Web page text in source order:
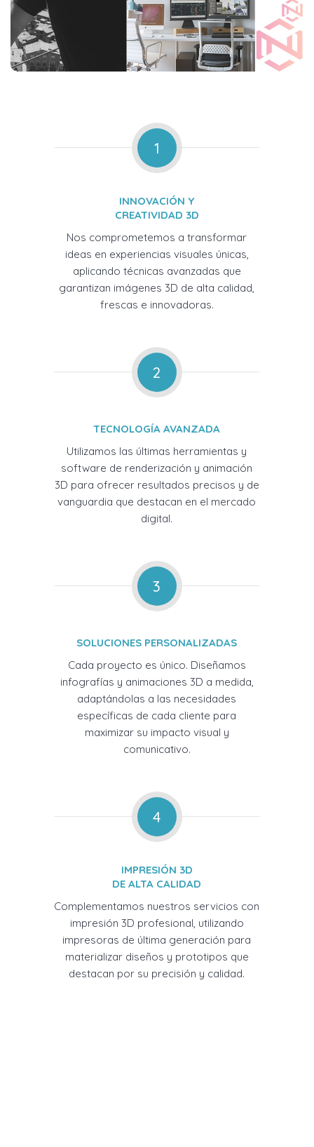
1
INNOVACIÓN Y
CREATIVIDAD 3D
Nos comprometemos a transformar
ideas en experiencias visuales únicas,
aplicando técnicas avanzadas que
garantizan imágenes 3D de alta calidad,
frescas e innovadoras.
2
TECNOLOGÍA AVANZADA
Utilizamos las últimas herramientas y
software de renderización y animación
3D para ofrecer resultados precisos y de
vanguardia que destacan en el mercado
digital.
3
SOLUCIONES PERSONALIZADAS
Cada proyecto es único. Diseñamos
infografías y animaciones 3D a medida,
adaptándolas a las necesidades
específicas de cada cliente para
maximizar su impacto visual y
comunicativo.
4
IMPRESIÓN 3D
DE ALTA CALIDAD
Complementamos nuestros servicios con
impresión 3D profesional, utilizando
impresoras de última generación para
materializar diseños y prototipos que
destacan por su precisión y calidad.